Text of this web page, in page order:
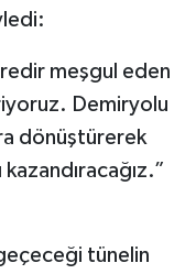
meşgul eden
Demiryolu
dönüştürerek
tünelin